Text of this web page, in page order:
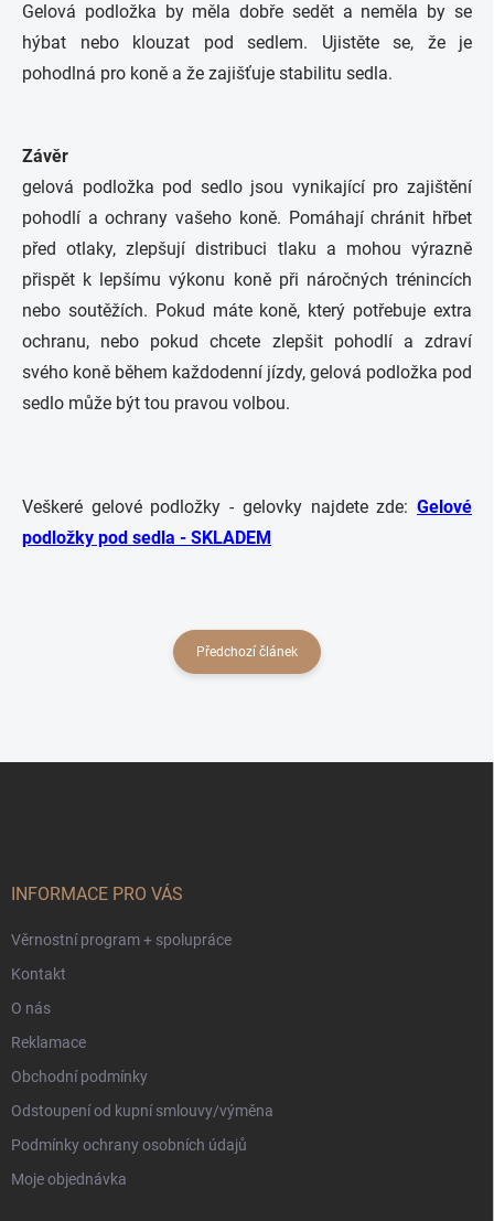
Gelová podložka by měla dobře sedět a neměla by se
hýbat nebo klouzat pod sedlem. Ujistěte se, že je
pohodlná pro koně a že zajišťuje stabilitu sedla.
Závěr
gelová podložka pod sedlo jsou vynikající pro zajištění
pohodlí a ochrany vašeho koně. Pomáhají chránit hřbet
před otlaky, zlepšují distribuci tlaku a mohou výrazně
přispět k lepšímu výkonu koně při náročných trénincích
nebo soutěžích. Pokud máte koně, který potřebuje extra
ochranu, nebo pokud chcete zlepšit pohodlí a zdraví
svého koně během každodenní jízdy, gelová podložka pod
sedlo může být tou pravou volbou.
Veškeré gelové podložky - gelovky najdete zde: Gelové
podložky pod sedla - SKLADEM
Předchozí článek
INFORMACE PRO VÁS
Věrnostní program + spolupráce
Kontakt
O nás
Reklamace
Obchodní podmínky
Odstoupení od kupní smlouvy/výměna
Podmínky ochrany osobních údajů
Moje objednávka